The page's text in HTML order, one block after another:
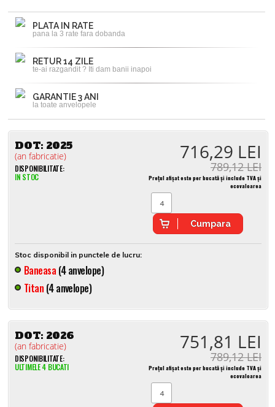
PLATA IN RATE
pana la 3 rate fara dobanda
RETUR 14 ZILE
te-ai razgandit ? Iti dam banii inapoi
GARANTIE 3 ANI
la toate anvelopele
DOT: 2025
(an fabricatie)
DISPONIBILITATE:
IN STOC
716,29 LEI
789,12 LEI
Prețul afișat este per bucată și include TVA și
ecovaloarea
Cumpara
Stoc disponibil in punctele de lucru:
Baneasa (4 anvelope)
Titan (4 anvelope)
DOT: 2026
(an fabricatie)
DISPONIBILITATE:
ULTIMELE 4 BUCATI
751,81 LEI
789,12 LEI
Prețul afișat este per bucată și include TVA și
ecovaloarea